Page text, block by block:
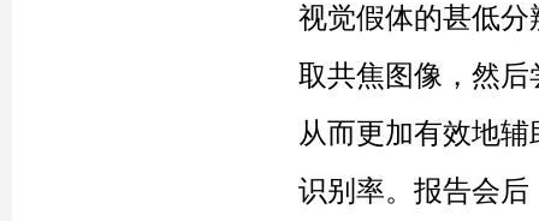
视觉假体的甚低
取共焦图像，然
从而更加有效地
识别率。报告会